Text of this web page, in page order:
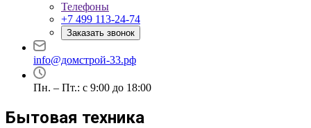
Телефоны
+7 499 113-24-74
Заказать звонок
info@домстрой-33.рф
Пн. – Пт.: с 9:00 до 18:00
Бытовая техника